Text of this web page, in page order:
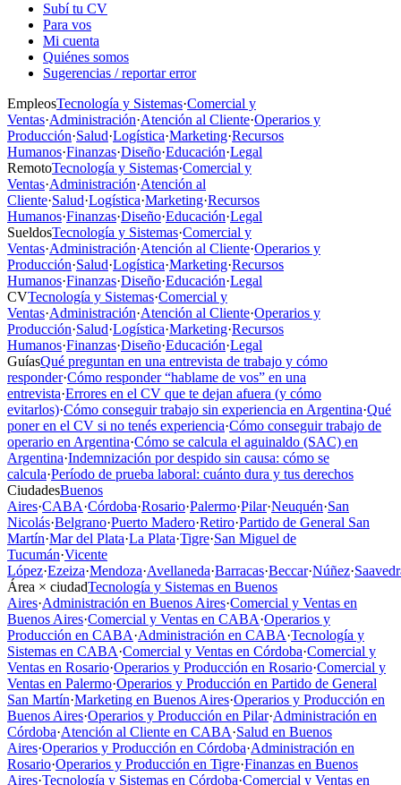
Subí tu CV
Para vos
Mi cuenta
Quiénes somos
Sugerencias / reportar error
EmpleosTecnología y Sistemas·Comercial y
Ventas·Administración·Atención al Cliente·Operarios y
Producción·Salud·Logística·Marketing·Recursos
Humanos·Finanzas·Diseño·Educación·Legal
RemotoTecnología y Sistemas·Comercial y
Ventas·Administración·Atención al
Cliente·Salud·Logística·Marketing·Recursos
Humanos·Finanzas·Diseño·Educación·Legal
SueldosTecnología y Sistemas·Comercial y
Ventas·Administración·Atención al Cliente·Operarios y
Producción·Salud·Logística·Marketing·Recursos
Humanos·Finanzas·Diseño·Educación·Legal
CVTecnología y Sistemas·Comercial y
Ventas·Administración·Atención al Cliente·Operarios y
Producción·Salud·Logística·Marketing·Recursos
Humanos·Finanzas·Diseño·Educación·Legal
GuíasQué preguntan en una entrevista de trabajo y cómo
responder·Cómo responder “hablame de vos” en una
entrevista·Errores en el CV que te dejan afuera (y cómo
evitarlos)·Cómo conseguir trabajo sin experiencia en Argentina·Qué
poner en el CV si no tenés experiencia·Cómo conseguir trabajo de
operario en Argentina·Cómo se calcula el aguinaldo (SAC) en
Argentina·Indemnización por despido sin causa: cómo se
calcula·Período de prueba laboral: cuánto dura y tus derechos
CiudadesBuenos
Aires·CABA·Córdoba·Rosario·Palermo·Pilar·Neuquén·San
Nicolás·Belgrano·Puerto Madero·Retiro·Partido de General San
Martín·Mar del Plata·La Plata·Tigre·San Miguel de
Tucumán·Vicente
López·Ezeiza·Mendoza·Avellaneda·Barracas·Beccar·Núñez·
Área × ciudadTecnología y Sistemas en Buenos
Aires·Administración en Buenos Aires·Comercial y Ventas en
Buenos Aires·Comercial y Ventas en CABA·Operarios y
Producción en CABA·Administración en CABA·Tecnología y
Sistemas en CABA·Comercial y Ventas en Córdoba·Comercial y
Ventas en Rosario·Operarios y Producción en Rosario·Comercial y
Ventas en Palermo·Operarios y Producción en Partido de General
San Martín·Marketing en Buenos Aires·Operarios y Producción en
Buenos Aires·Operarios y Producción en Pilar·Administración en
Córdoba·Atención al Cliente en CABA·Salud en Buenos
Aires·Operarios y Producción en Córdoba·Administración en
Rosario·Operarios y Producción en Tigre·Finanzas en Buenos
Aires·Tecnología y Sistemas en Córdoba·Comercial y Ventas en